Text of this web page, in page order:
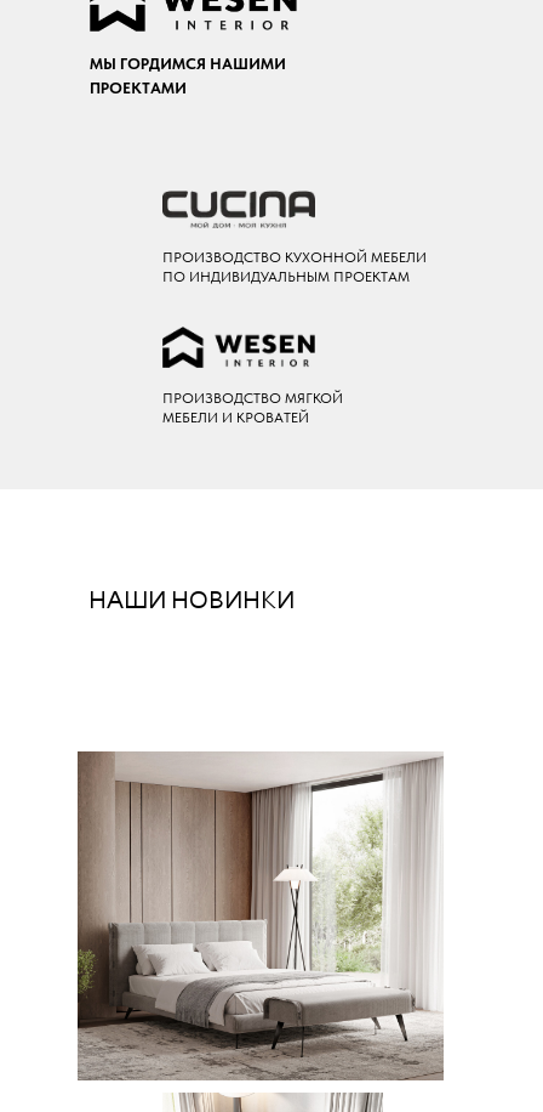
ПРОИЗВОДСТВО КОРПУСНОЙ
МЕБЕЛИ ДЛЯ ДЕТЕЙ
ПРОИЗВОДСТВО КУХОННОЙ МЕБЕЛИ
ПО ИНДИВИДУАЛЬНЫМ ПРОЕКТАМ
ПРОИЗВОДСТВО МЯГКОЙ
МЕБЕЛИ И КРОВАТЕЙ
МЫ ГОРДИМСЯ НАШИМИ
ПРОЕКТАМИ
НАШИ НОВИНКИ